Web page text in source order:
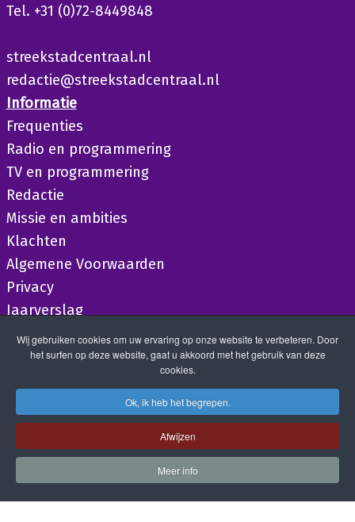
Tel. +31 (0)72-8449848
streekstadcentraal.nl
redactie@streekstadcentraal.nl
Informatie
Frequenties
Radio en programmering
TV en programmering
Redactie
Missie en ambities
Klachten
Algemene Voorwaarden
Privacy
Jaarverslag
Wij gebruiken cookies om uw ervaring op onze website te verbeteren. Door
het surfen op deze website, gaat u akkoord met het gebruik van deze
cookies.
Ok, ik heb het begrepen.
Afwijzen
Meer info